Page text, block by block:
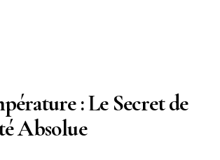
: Le Secret de
Absolue